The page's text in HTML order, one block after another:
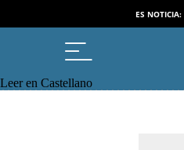
ES NOTICIA:
Leer en Castellano